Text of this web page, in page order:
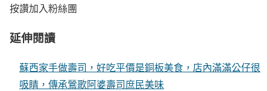
按讚加入粉絲團
延伸閱讀
蘇西家手做壽司，好吃平價是銅板美食，店內滿滿公仔很
吸睛，傳承鶯歌阿婆壽司庶民美味